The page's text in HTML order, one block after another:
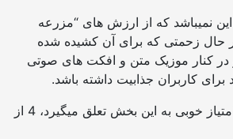
نمیباشد که از ارزش های “مزرعه
حال زحمتی که برای آن کشیده شده
کنار موزیک متن و افکت های صوتی
برای کاربران جذابیت داشته باشد.
از نظر AppReview امتیاز خوبی به این بخش تعلق میگیرد، 4 از